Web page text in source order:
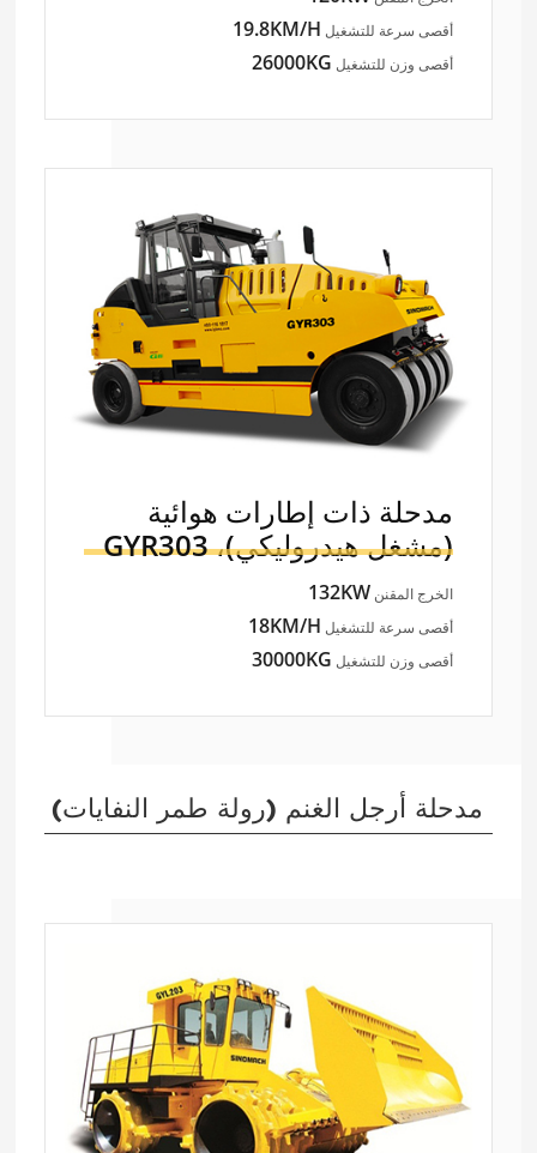
أقصى سرعة للتشغيل 19.8KM/H
أقصى وزن للتشغيل 26000KG
مدحلة ذات إطارات هوائية
(مشغل هيدروليكي)،GYR303
الخرج المقنن132KW
أقصى سرعة للتشغيل 18KM/H
أقصى وزن للتشغيل 30000KG
مدحلة أرجل الغنم (رولة طمر النفايات)